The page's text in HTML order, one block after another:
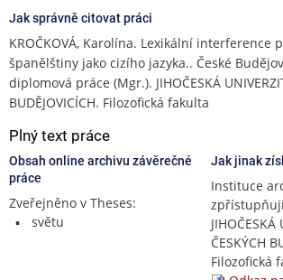
Jak správně citovat práci
KROČKOVÁ, Karolína. Lexikální interference
španělštiny jako cizího jazyka.. České
diplomová práce (Mgr.). JIHOČESKÁ
BUDĚJOVICÍCH. Filozofická fakulta
Plný text práce
Obsah online archivu závěrečné
práce
Zveřejněno v Theses:
světu
Jak jinak
Instituce
JIHOČESKÁ
ČESKÝCH
Filozofická